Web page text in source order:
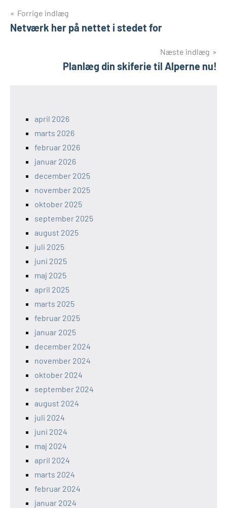
Indlægsnavigation
Forrige indlæg
Netværk her på nettet i stedet for
Næste indlæg
Planlæg din skiferie til Alperne nu!
april 2026
marts 2026
februar 2026
januar 2026
december 2025
november 2025
oktober 2025
september 2025
august 2025
juli 2025
juni 2025
maj 2025
april 2025
marts 2025
februar 2025
januar 2025
december 2024
november 2024
oktober 2024
september 2024
august 2024
juli 2024
juni 2024
maj 2024
april 2024
marts 2024
februar 2024
januar 2024